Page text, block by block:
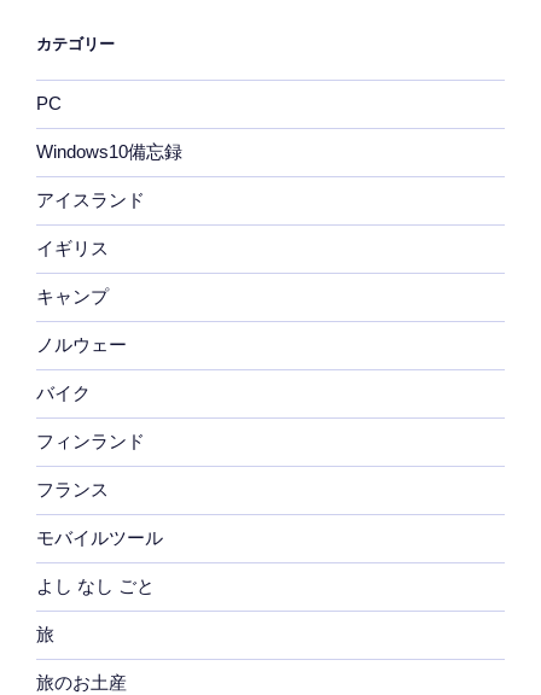
カテゴリー
PC
Windows10備忘録
アイスランド
イギリス
キャンプ
ノルウェー
バイク
フィンランド
フランス
モバイルツール
よし なし ごと
旅
旅のお土産